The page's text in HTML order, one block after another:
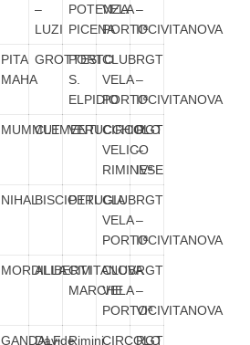
–
LUZI
POTENZA
PICENA
VELA
PORTOCIVITANOVA
–
IIª
PITA
MAHA
GROTTESI
PORTO
S.
ELPIDIO
CLUB
VELA
PORTOCIVITANOVA
RGT
–
IIª
MUMMUTCLEMENTIVERUCCHIO
CIRCOLO
VELICO
RIMINESE
RGT
–
IVª
NIHALBISCIOTTIPERUGIA
CLUB
VELA
PORTOCIVITANOVA
RGT
–
IIª
MORDILLA
ALIBERTICIVITANOVA
MARCHE
CLUB
VELA
PORTOCIVITANOVA
RGT
–
VIª
GANDALF
DavideRiminiCIRCOLO
RGT